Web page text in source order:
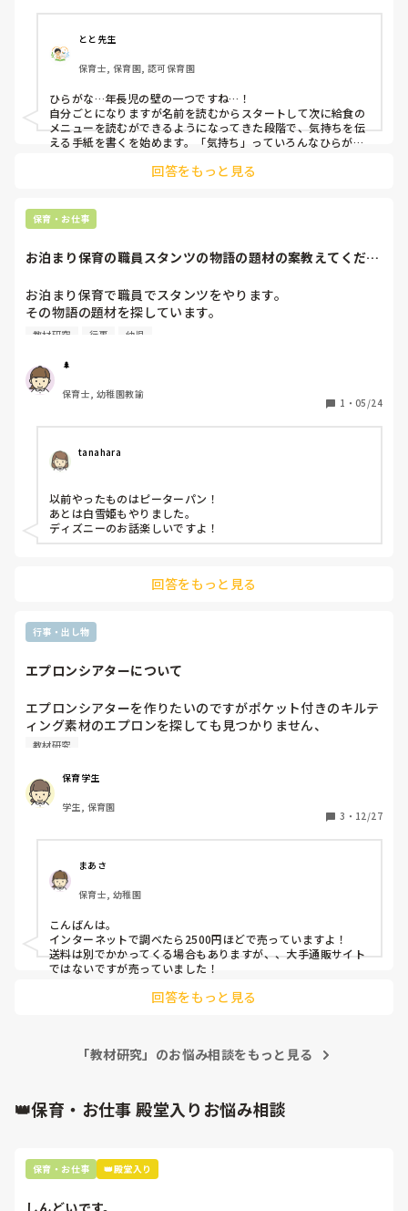
とと先生
保育士, 保育園, 認可保育園
ひらがな…年長児の壁の一つですね…！
自分ごとになりますが名前を読むからスタートして次に給食の
メニューを読むができるようになってきた段階で、気持ちを伝
える手紙を書くを始めます。「気持ち」っていろんなひらがな
書いた手本を見て、自分で表現していく作業を繰り返して、ひ
た。
ただ、個人差もあり書くのが難しい子は小学校のドリルのよう
ていきましたね！参考になるかは分かりませんが…互いに頑張
回答をもっと見る
保育・お仕事
お泊まり保育の職員スタンツの物語の題材の案教えてくださ
お泊まり保育で職員でスタンツをやります。
その物語の題材を探しています。
いい物語の題材がある方は教えて頂きたいです。
です！
教材研究 行事 幼児
🌲
保育士, 幼稚園教諭
1 ・ 05/24
tanahara
以前やったものはピーターパン！
あとは白雪姫もやりました。
ディズニーのお話楽しいですよ！
回答をもっと見る
行事・出し物
エプロンシアターについて
エプロンシアターを作りたいのですがポケット付きのキルテ
ィング素材のエプロンを探しても見つかりません、
皆さんどこで買われていますか？
教材研究
保育学生
学生, 保育園
3 ・ 12/27
まあさ
保育士, 幼稚園
こんばんは。
インターネットで調べたら2500円ほどで売っていますよ！
送料は別でかかってくる場合もありますが、、大手通販サイト
ではないですが売っていました！
回答をもっと見る
「教材研究」のお悩み相談をもっと見る
👑保育・お仕事 殿堂入りお悩み相談
保育・お仕事 👑殿堂入り
しんどいです。